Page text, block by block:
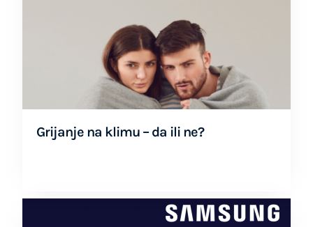
Grijanje na klimu – da ili ne?